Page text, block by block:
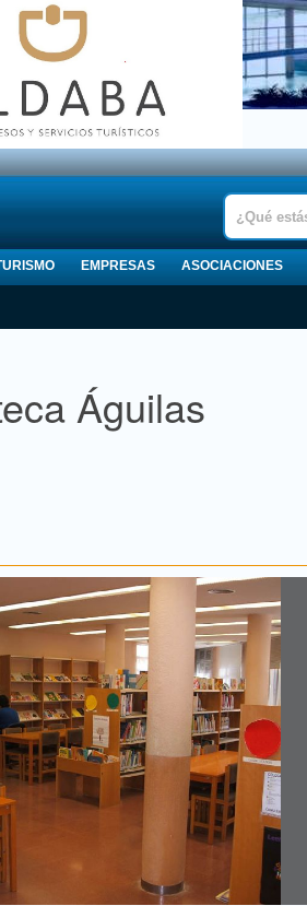
EMPRESAS ASOCIACIONES
Águilas